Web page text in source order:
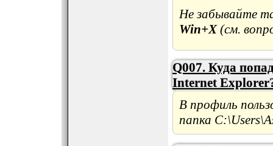
Не забывайте
Win+X(см.
Q007. Куда
Internet
В профиль
папка